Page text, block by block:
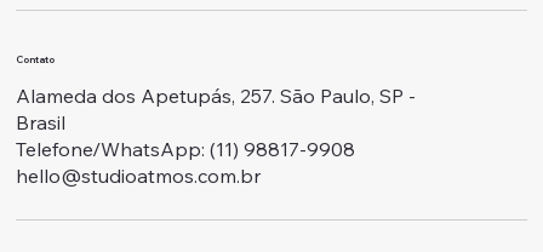
Contato
Alameda dos Apetupás, 257. São Paulo, SP -
Brasil
Telefone/WhatsApp: ‭(11) 98817-9908
hello@studioatmos.com.br